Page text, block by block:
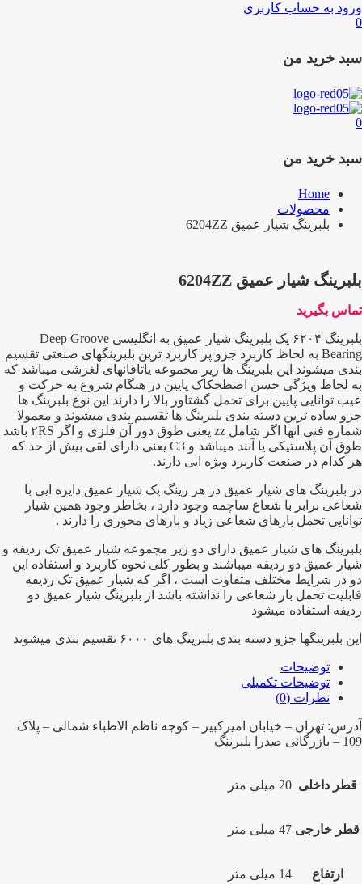
ورود به حساب کاربری
0
سبد خرید من
0
سبد خرید من
Home
محصولات
بلبرینگ شیار عمیق 6204ZZ
بلبرینگ شیار عمیق 6204ZZ
تماس بگیرید
بلبرینگ ۶۲۰۴ یک بلبرینگ شیار عمیق به انگلیسی Deep Groove
Bearing به لحاظ کاربرد جزو پر کاربرد ترین بلبرینگهای صنعتی تقسیم
بندی میشوند این بلبرینگ ها زیر مجموعه یاتاقانهای لغزشی میباشد که
به لحاظ ویژگی حسن اصطحکاک پایین در هنگام شروع به حرکت و
عیب توانایی پایین برای تحمل گشتاور بالا را دارند این نوع بلبرینگ ها
جزو ساده ترین دسته بندی بلبرینگ ها تقسیم بندی میشوند و معمولا
شماره فنی انها اگر شامل zz یعنی طوق دور آن فلزی و اگر ۲RS باشد
طوق آن پلاستیکی یا آبند میباشد و C3 یعنی دارای لقی بیش از حد که
هر کدام در صنعت کاربرد ویژه ایی دارند.
در بلبرینگ های شیار عمیق در هر رینگ یک شیار عمیق دایره ایی با
شعاعی برابر با شعاع ساچمه وجود دارد ، بخاطر وجود همین شیار
توانایی تحمل بارهای شعاعی زیاد و بارهای محوری را دارند .
بلبرینگ های شیار عمیق دارای دو زیر مجموعه شیار عمیق تک ردیفه و
شیار عمیق دو ردیفه میباشند و بطور کلی نحوه کاربرد و استفاده این
دو در شرایط مختلف متفاوت است ، اگر که شیار عمیق تک ردیفه
قابلیت تحمل بار شعاعی را نداشته باشد از بلبرینگ شیار عمیق دو
ردیفه استفاده میشود
این بلبرینگها جزو دسته بندی بلبرینگ های ۶۰۰۰ تقسیم بندی میشوند
توضیحات
توضیحات تکمیلی
نظرات (0)
آدرس: تهران – خیابان امیرکبیر – کوجه ناظم الاطباء شمالی – پلاک
109 – بازرگانی صدرا بلبرینگ
قطر داخلی 20 میلی متر
قطر خارجی 47 میلی متر
ارتفاع 14 میلی متر